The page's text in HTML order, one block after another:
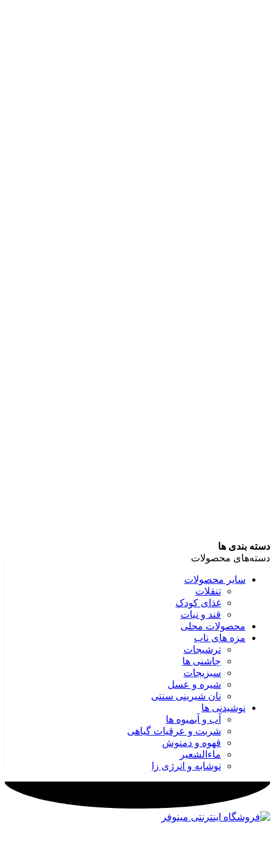
دسته بندی ها
دسته‌های محصولات
سایر محصولات
تنقلات
غذای کودک
قند و نبات
محصولات محلی
مزه های ناب
ترشیجات
چاشنی ها
سبزیجات
شیره و عسل
نان شیرینی سنتی
نوشیدنی ها
آب و آبمیوه ها
شربت و عرقیات گیاهی
قهوه و دمنوش
ماءالشعیر
نوشابه و انرژی زا